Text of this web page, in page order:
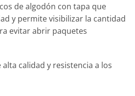
de algodón con tapa que
y permite visibilizar la cantidad
evitar abrir paquetes
calidad y resistencia a los